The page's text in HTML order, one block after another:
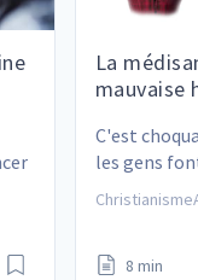
La
mauvaise
C'est
les gens
point c'est
8 min